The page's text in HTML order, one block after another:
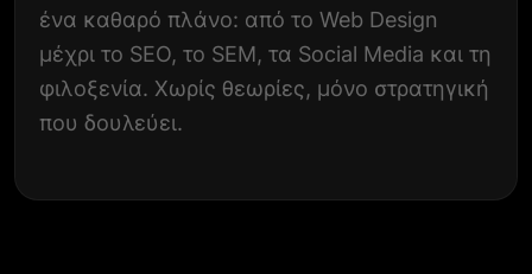
ένα καθαρό πλάνο: από το Web Design
μέχρι το SEO, το SEM, τα Social Media και τη
φιλοξενία. Χωρίς θεωρίες, μόνο στρατηγική
που δουλεύει.